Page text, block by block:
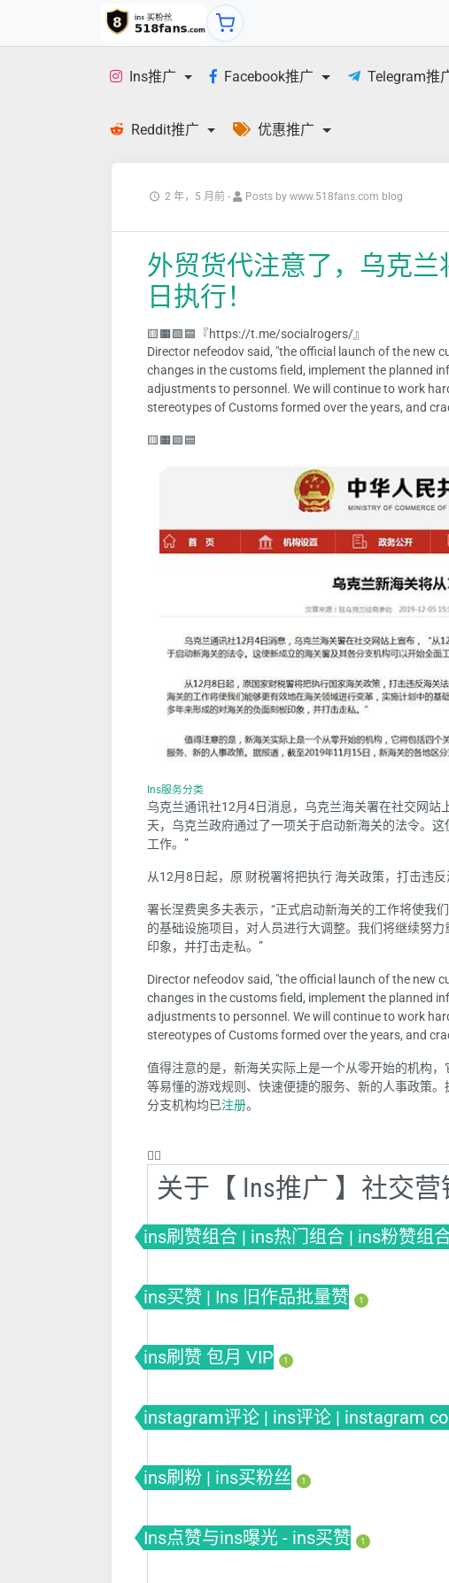
Ins推广 Facebook推广 Telegram推
Reddit推广 优惠推广
2 年，5 月前 - Posts by www.518fans.com blog
外贸货代注意了，乌克
日执行！
🟨🟧🟩🟦『https://t.me/socialrogers/』
Director nefeodov said, "the official launch of the new
changes in the customs field, implement the planned
adjustments to personnel. We will continue to work
stereotypes of Customs formed over the years, and
🟨🟧🟩🟦
Ins服务分类
乌克兰通讯社12月4日消息，乌克兰海关署在社交网站
天，乌克兰政府通过了一项关于启动新海关的法令。
工作。”
从12月8日起，原 财税署将把执行 海关政策，打击违
署长涅费奥多夫表示，“正式启动新海关的工作将使我
的基础设施项目，对人员进行大调整。我们将继续努
印象，并打击走私。”
Director nefeodov said, "the official launch of the new
changes in the customs field, implement the planned
adjustments to personnel. We will continue to work
stereotypes of Customs formed over the years, and
值得注意的是，新海关实际上是一个从零开始的机构
等易懂的游戏规则、快速便捷的服务、新的人事政策
分支机构均已注册。
❤️‍🔥
关于【 Ins推广 】社交
ins刷赞组合 | ins热门组合 | ins粉赞组
ins买赞 | Ins 旧作品批量赞 1
ins刷赞 包月 VIP 1
instagram评论 | ins评论 | instagram
ins刷粉 | ins买粉丝 1
Ins点赞与ins曝光 - ins买赞 1